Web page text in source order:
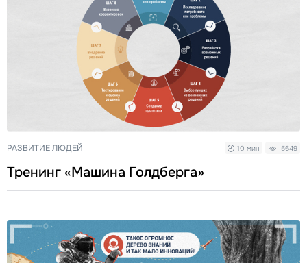
РАЗВИТИЕ ЛЮДЕЙ 10 мин 5649
Тренинг «Машина Голдберга»